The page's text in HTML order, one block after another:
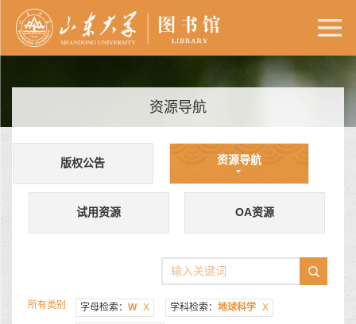
资源导航
版权公告 资源导航
试用资源 OA资源
所有类别 字母检索： W X 学科检索： 地球科学 X